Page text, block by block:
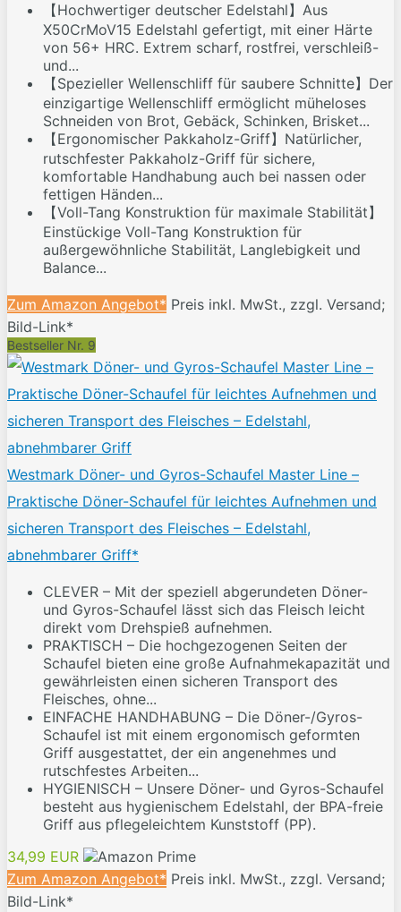
【Hochwertiger deutscher Edelstahl】Aus
X50CrMoV15 Edelstahl gefertigt, mit einer Härte
von 56+ HRC. Extrem scharf, rostfrei, verschleiß-
und...
【Spezieller Wellenschliff für saubere Schnitte】Der
einzigartige Wellenschliff ermöglicht müheloses
Schneiden von Brot, Gebäck, Schinken, Brisket...
【Ergonomischer Pakkaholz-Griff】Natürlicher,
rutschfester Pakkaholz-Griff für sichere,
komfortable Handhabung auch bei nassen oder
fettigen Händen...
【Voll-Tang Konstruktion für maximale Stabilität】
Einstückige Voll-Tang Konstruktion für
außergewöhnliche Stabilität, Langlebigkeit und
Balance...
Zum Amazon Angebot* Preis inkl. MwSt., zzgl. Versand;
Bild-Link*
Bestseller Nr. 9
Westmark Döner- und Gyros-Schaufel Master Line –
Praktische Döner-Schaufel für leichtes Aufnehmen und
sicheren Transport des Fleisches – Edelstahl,
abnehmbarer Griff*
CLEVER – Mit der speziell abgerundeten Döner-
und Gyros-Schaufel lässt sich das Fleisch leicht
direkt vom Drehspieß aufnehmen.
PRAKTISCH – Die hochgezogenen Seiten der
Schaufel bieten eine große Aufnahmekapazität und
gewährleisten einen sicheren Transport des
Fleisches, ohne...
EINFACHE HANDHABUNG – Die Döner-/Gyros-
Schaufel ist mit einem ergonomisch geformten
Griff ausgestattet, der ein angenehmes und
rutschfestes Arbeiten...
HYGIENISCH – Unsere Döner- und Gyros-Schaufel
besteht aus hygienischem Edelstahl, der BPA-freie
Griff aus pflegeleichtem Kunststoff (PP).
34,99 EUR
Zum Amazon Angebot* Preis inkl. MwSt., zzgl. Versand;
Bild-Link*